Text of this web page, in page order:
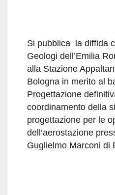
Si pubblica la diffida
Geologi dell’Emilia
alla Stazione
Bologna in merito al
Progettazione
coordinamento della
progettazione per le
dell’aerostazione
Guglielmo Marconi di